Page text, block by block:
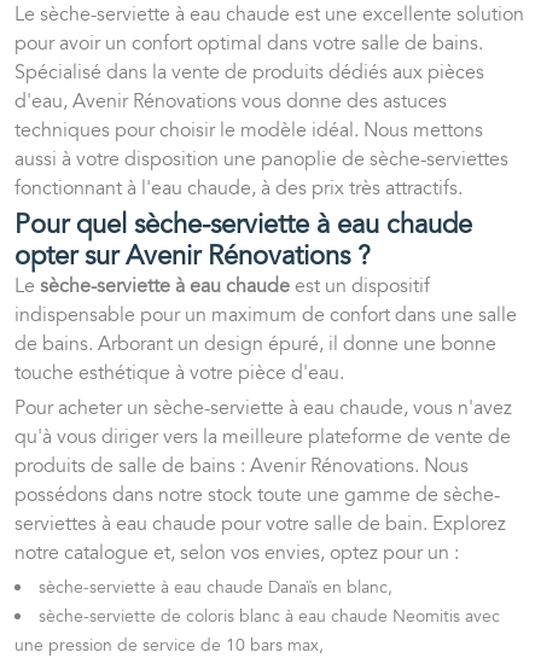
Le sèche-serviette à eau chaude est une excellente solution
pour avoir un confort optimal dans votre salle de bains.
Spécialisé dans la vente de produits dédiés aux pièces
d'eau, Avenir Rénovations vous donne des astuces
techniques pour choisir le modèle idéal. Nous mettons
aussi à votre disposition une panoplie de sèche-serviettes
fonctionnant à l'eau chaude, à des prix très attractifs.
Pour quel sèche-serviette à eau chaude
opter sur Avenir Rénovations ?
Le sèche-serviette à eau chaudeest un dispositif
indispensable pour un maximum de confort dans une salle
de bains. Arborant un design épuré, il donne une bonne
touche esthétique à votre pièce d'eau.
Pour acheter un sèche-serviette à eau chaude, vous n'avez
qu'à vous diriger vers la meilleure plateforme de vente de
produits de salle de bains : Avenir Rénovations. Nous
possédons dans notre stock toute une gamme de sèche-
serviettes à eau chaude pour votre salle de bain. Explorez
notre catalogue et, selon vos envies, optez pour un :
sèche-serviette à eau chaude Danaïs en blanc,
sèche-serviette de coloris blanc à eau chaude Neomitis avec
une pression de service de 10 bars max,